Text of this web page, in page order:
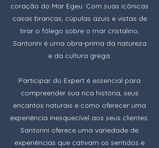
coração do Mar Egeu. Com suas icônicas
casas brancas, cúpulas azuis e vistas de
tirar o fôlego sobre o mar cristalino,
Santorini é uma obra-prima da natureza
e da cultura grega.
Participar do Expert é essencial para
compreender sua rica história, seus
encantos naturais e como oferecer uma
experiência inesquecível aos seus clientes.
Santorini oferece uma variedade de
experiências que cativam os sentidos e